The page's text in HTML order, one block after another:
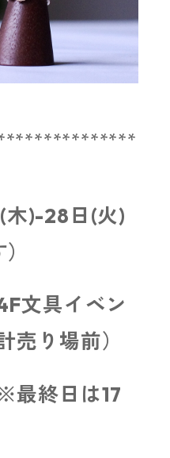
)-28日(火)
文具イベン
売り場前）
終日は17